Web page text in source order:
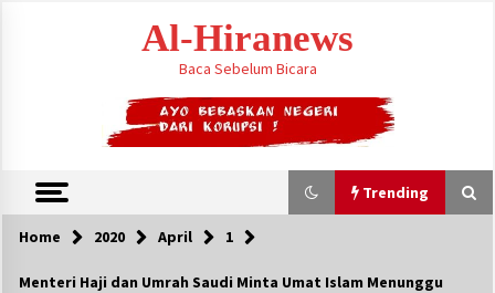
Al-Hiranews
Baca Sebelum Bicara
Trending
Trending
Home 2020 April 1
Menteri Haji dan Umrah Saudi Minta Umat Islam Menunggu